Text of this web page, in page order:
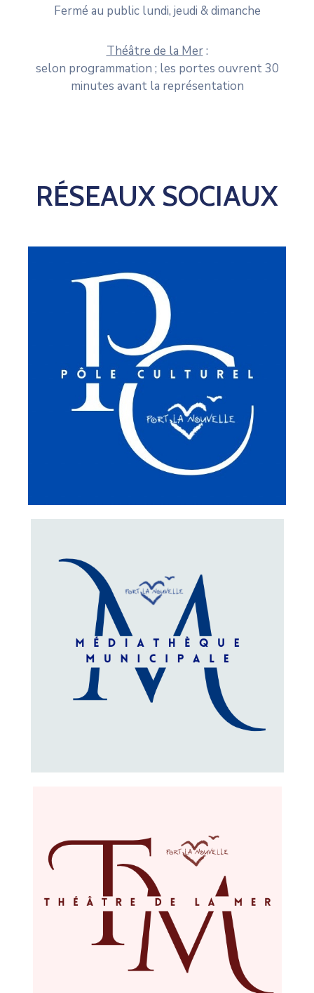
Fermé au public lundi, jeudi & dimanche
Théâtre de la Mer:
selon programmation ; les portes ouvrent 30
minutes avant la représentation
RÉSEAUX SOCIAUX